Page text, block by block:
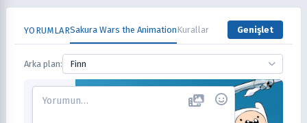
YORUMLARSakura Wars the AnimationKurallar Genişlet
Arka plan: Finn